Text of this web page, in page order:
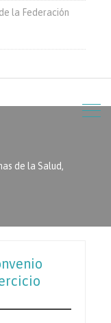
la Federación
de la Salud,